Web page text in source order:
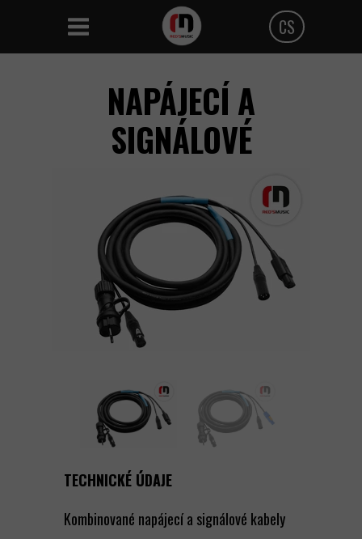
CS
Polski
NAPÁJECÍ A
SIGNÁLOVÉ
TECHNICKÉ ÚDAJE
Kombinované napájecí a signálové kabely